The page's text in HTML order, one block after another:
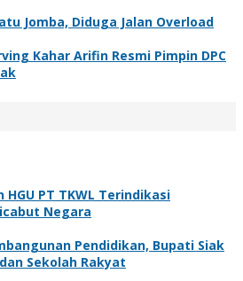
Jomba, Diduga Jalan Overload
Kahar Arifin Resmi Pimpin DPC
PT TKWL Terindikasi
Negara
Pendidikan, Bupati Siak
Sekolah Rakyat